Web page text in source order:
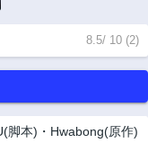
8.5/ 10 (2)
脚本)・Hwabong(原作)